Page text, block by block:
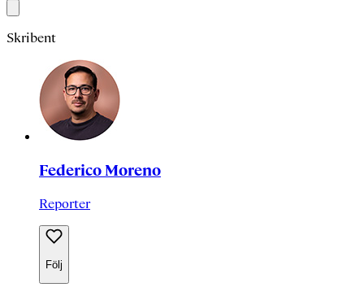
Skribent
Federico Moreno
Reporter
Följ